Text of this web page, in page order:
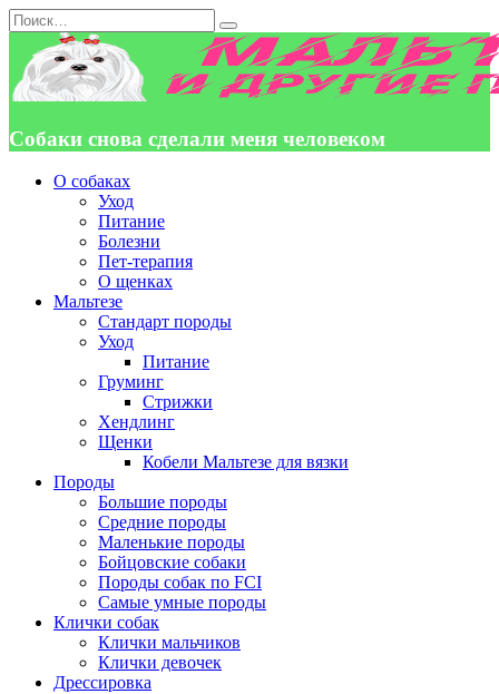
Перейти
к
содержанию
Search
for:
Собаки снова сделали меня человеком
О собаках
Уход
Питание
Болезни
Пет-терапия
О щенках
Мальтезе
Стандарт породы
Уход
Питание
Груминг
Стрижки
Хендлинг
Щенки
Кобели Мальтезе для вязки
Породы
Большие породы
Средние породы
Маленькие породы
Бойцовские собаки
Породы собак по FCI
Самые умные породы
Клички собак
Клички мальчиков
Клички девочек
Дрессировка